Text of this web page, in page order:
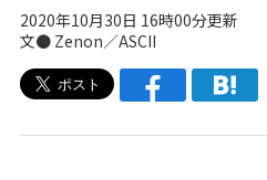
2020年10月30日 16時00分更新
文● Zenon／ASCII